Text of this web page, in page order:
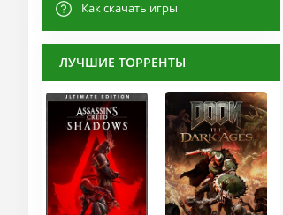
Как скачать игры
ЛУЧШИЕ ТОРРЕНТЫ